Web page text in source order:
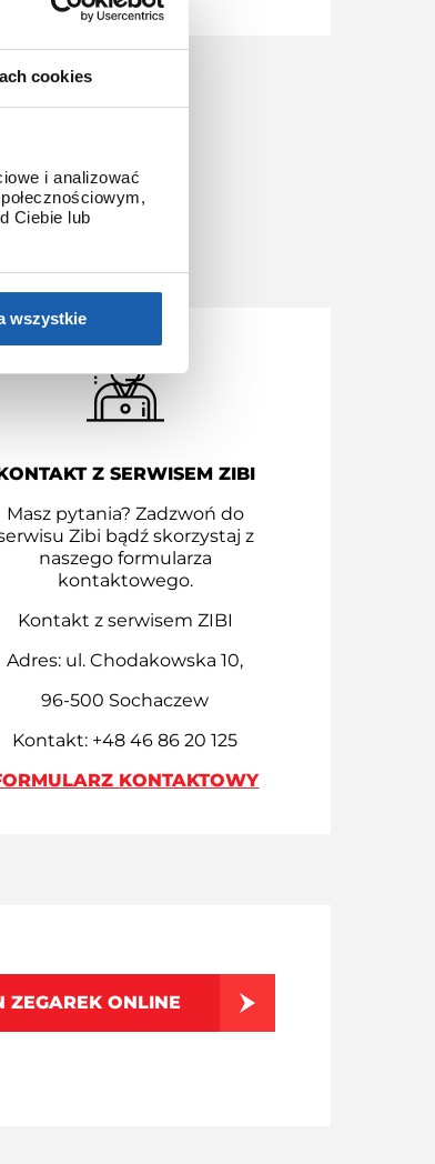
cookies
i analizować
Ciebie lub
wszystkie
Z SERWISEM ZIBI
Masz pytania? Zadzwoń do
Zibi bądź skorzystaj z
naszego formularza
kontaktowego.
Kontakt z serwisem ZIBI
Adres: ul. Chodakowska 10,
96-500 Sochaczew
Kontakt: +48 46 86 20 125
KONTAKTOWY
ZEGAREK ONLINE